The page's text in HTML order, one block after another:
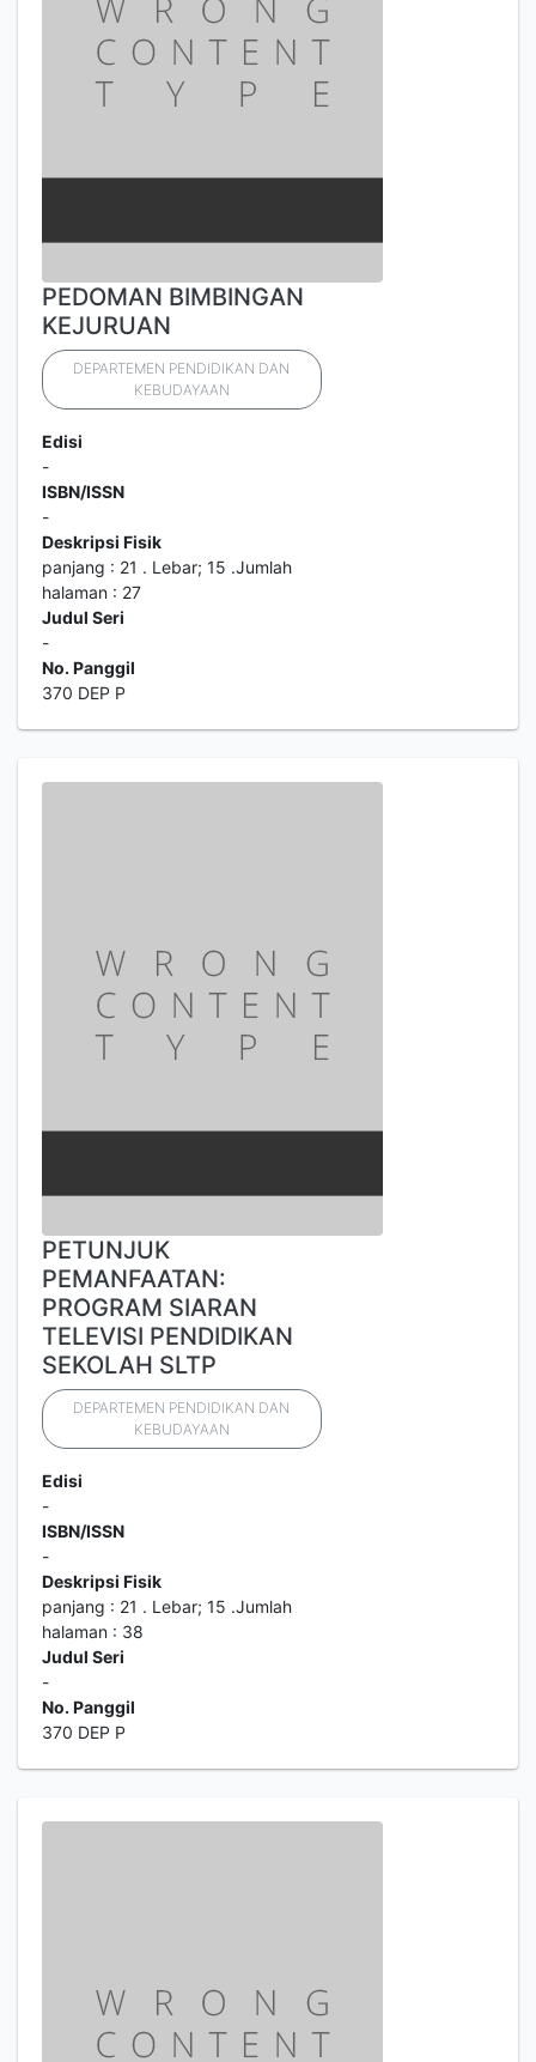
PEDOMAN BIMBINGAN
KEJURUAN
DEPARTEMEN PENDIDIKAN DAN
KEBUDAYAAN
Edisi
-
ISBN/ISSN
-
Deskripsi Fisik
panjang : 21 . Lebar; 15 .Jumlah
halaman : 27
Judul Seri
-
No. Panggil
370 DEP P
PETUNJUK
PEMANFAATAN:
PROGRAM SIARAN
TELEVISI PENDIDIKAN
SEKOLAH SLTP
DEPARTEMEN PENDIDIKAN DAN
KEBUDAYAAN
Edisi
-
ISBN/ISSN
-
Deskripsi Fisik
panjang : 21 . Lebar; 15 .Jumlah
halaman : 38
Judul Seri
-
No. Panggil
370 DEP P